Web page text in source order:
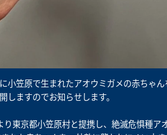
小笠原で生まれたアオウミガメの赤ちゃ
しますのでお知らせします。
り東京都小笠原村と提携し、絶滅危惧種